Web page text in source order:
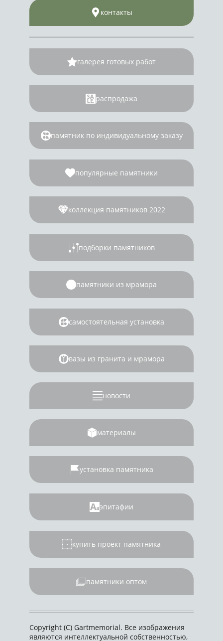
контакты
галерея готовых работ
распродажа
памятник по индивидуальному заказу
популярные памятники
коллекция памятников 2022
подборки памятников
памятники из мрамора
самостоятельная установка
вазы из гранита и мрамора
новости
материалы
установка памятника
эпитафии
купить проект памятника
памятники оптом
Copyright (C) Gartmemorial. Все изображения
являются интеллектуальной собственностью,